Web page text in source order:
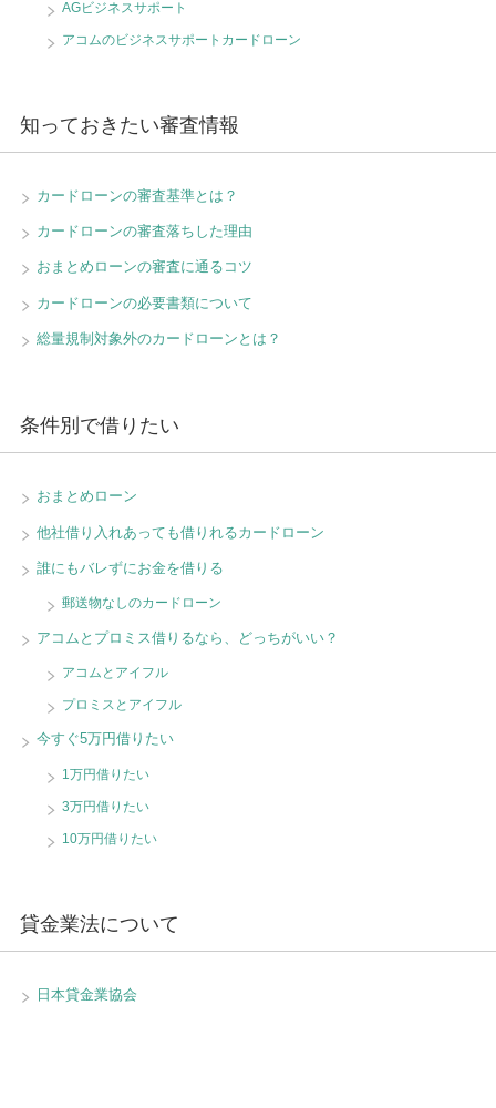
AGビジネスサポート
アコムのビジネスサポートカードローン
知っておきたい審査情報
カードローンの審査基準とは？
カードローンの審査落ちした理由
おまとめローンの審査に通るコツ
カードローンの必要書類について
総量規制対象外のカードローンとは？
条件別で借りたい
おまとめローン
他社借り入れあっても借りれるカードローン
誰にもバレずにお金を借りる
郵送物なしのカードローン
アコムとプロミス借りるなら、どっちがいい？
アコムとアイフル
プロミスとアイフル
今すぐ5万円借りたい
1万円借りたい
3万円借りたい
10万円借りたい
貸金業法について
日本貸金業協会